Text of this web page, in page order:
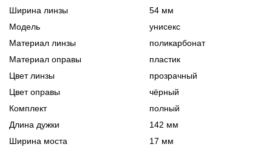
Ширина линзы
54 мм
Модель
унисекс
Материал линзы
поликарбонат
Материал оправы
пластик
Цвет линзы
прозрачный
Цвет оправы
чёрный
Комплект
полный
Длина дужки
142 мм
Ширина моста
17 мм